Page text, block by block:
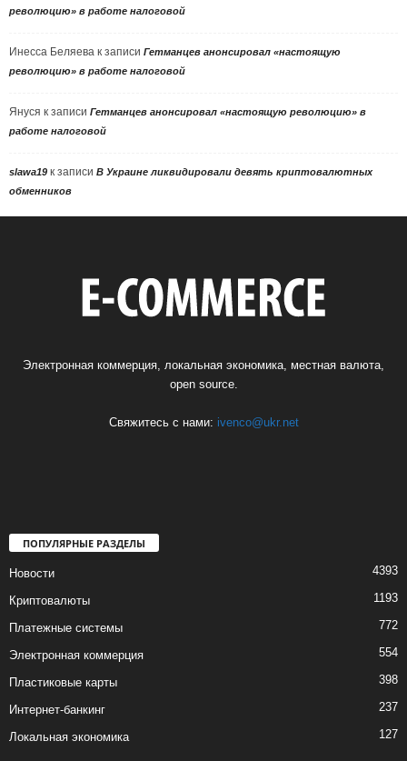
революцию» в работе налоговой
Инесса Беляева к записи Гетманцев анонсировал «настоящую
революцию» в работе налоговой
Януся к записи Гетманцев анонсировал «настоящую революцию» в
работе налоговой
slawa19 к записи В Украине ликвидировали девять криптовалютных
обменников
Электронная коммерция, локальная экономика, местная валюта,
open source.
Свяжитесь с нами: ivenco@ukr.net
ПОПУЛЯРНЫЕ РАЗДЕЛЫ
Новости 4393
Криптовалюты 1193
Платежные системы 772
Электронная коммерция 554
Пластиковые карты 398
Интернет-банкинг 237
Локальная экономика 127